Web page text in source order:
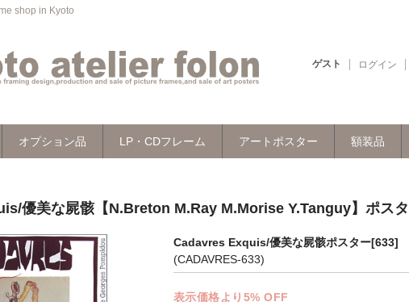
shop in Kyoto
ゲスト ログイン
オプション品 LP・CDフレーム アートポスター 額装品
優美な屍骸【N.Breton M.Ray M.Morise Y.Tanguy】ポス
Cadavres Exquis/優美な屍骸ポスター[633]
(CADAVRES-633)
表示価格より5% OFF